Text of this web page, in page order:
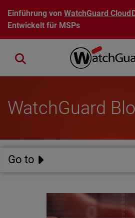
Direkt zum Inhalt
Einführung vonWatchGuard
Entwickelt für MSPs
Close search
WatchGuard
Go to